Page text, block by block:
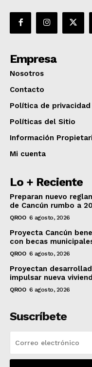
Empresa
Nosotros
Contacto
Política de privacidad
Políticas del Sitio
Información
Mi cuenta
Lo + Reciente
Preparan nuevo
de Cancún rumbo a
QROO 6 agosto, 2026
Proyecta Cancún
con becas
QROO 6 agosto, 2026
Proyectan
impulsar nueva
QROO 6 agosto, 2026
Suscríbete